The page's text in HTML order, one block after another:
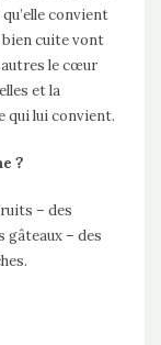
convient
bien cuite vont
le cœur
et la
qui lui convient.
?
– des
gâteaux – des